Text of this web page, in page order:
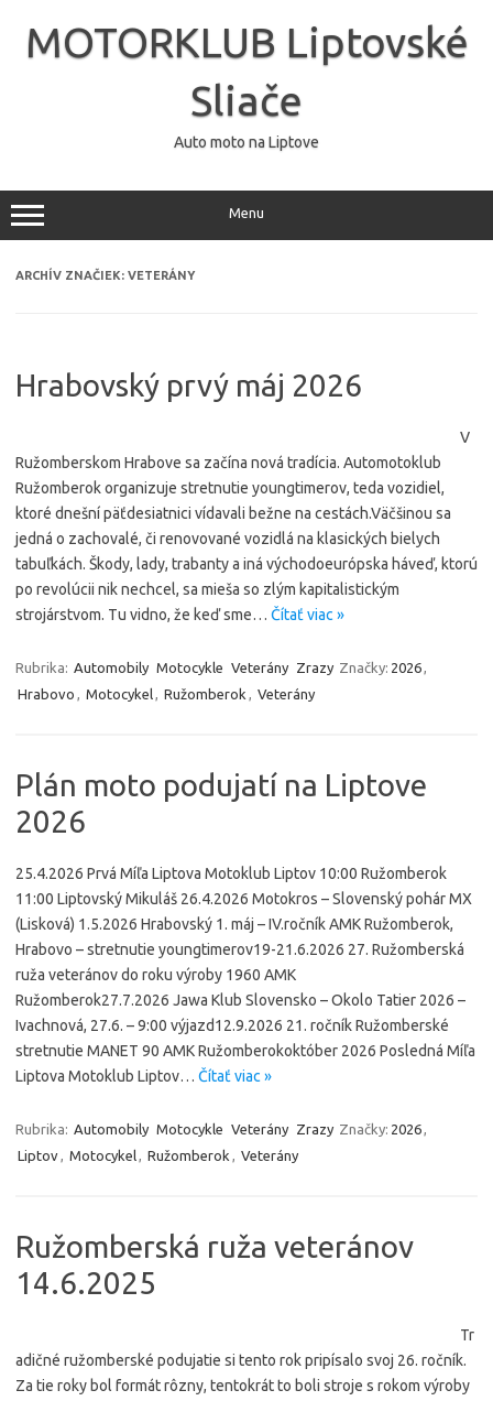
obsahMOTORKLUB Liptovské
Sliače
Auto moto na Liptove
Menu
ARCHÍV ZNAČIEK: VETERÁNY
Hrabovský prvý máj 2026
V
Ružomberskom Hrabove sa začína nová tradícia. Automotoklub
Ružomberok organizuje stretnutie youngtimerov, teda vozidiel,
ktoré dnešní päťdesiatnici vídavali bežne na cestách.Väčšinou sa
jedná o zachovalé, či renovované vozidlá na klasických bielych
tabuľkách. Škody, lady, trabanty a iná východoeurópska háveď, ktorú
po revolúcii nik nechcel, sa mieša so zlým kapitalistickým
strojárstvom. Tu vidno, že keď sme… Čítať viac »
Rubrika: Automobily Motocykle Veterány Zrazy Značky: 2026,
Hrabovo , Motocykel, Ružomberok , Veterány
Plán moto podujatí na Liptove
2026
25.4.2026 Prvá Míľa Liptova Motoklub Liptov 10:00 Ružomberok
11:00 Liptovský Mikuláš 26.4.2026 Motokros – Slovenský pohár MX
(Lisková) 1.5.2026 Hrabovský 1. máj – IV.ročník AMK Ružomberok,
Hrabovo – stretnutie youngtimerov19-21.6.2026 27. Ružomberská
ruža veteránov do roku výroby 1960 AMK
Ružomberok27.7.2026 Jawa Klub Slovensko – Okolo Tatier 2026 –
Ivachnová, 27.6. – 9:00 výjazd12.9.2026 21. ročník Ružomberské
stretnutie MANET 90 AMK Ružomberokoktóber 2026 Posledná Míľa
Liptova Motoklub Liptov… Čítať viac »
Rubrika: Automobily Motocykle Veterány Zrazy Značky: 2026,
Liptov, Motocykel, Ružomberok , Veterány
Ružomberská ruža veteránov
14.6.2025
Tr
adičné ružomberské podujatie si tento rok pripísalo svoj 26. ročník.
Za tie roky bol formát rôzny, tentokrát to boli stroje s rokom výroby